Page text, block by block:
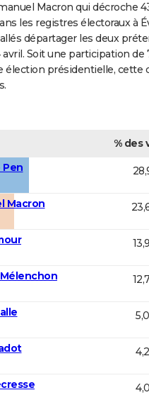
Macron qui décroche
les registres électoraux à
départager les deux
Soit une participation de
élection présidentielle, cette
% des
Pen
Macron